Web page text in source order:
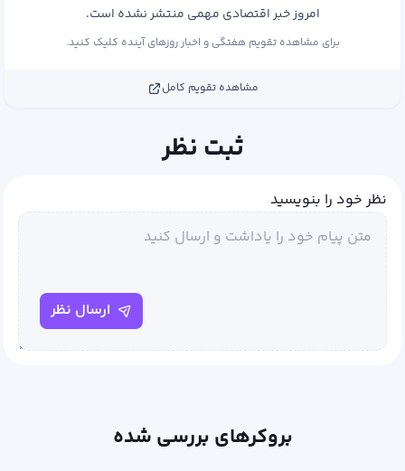
امروز خبر اقتصادی مهمی منتشر نشده است.
برای مشاهده تقویم هفتگی و اخبار روزهای آینده کلیک کنید.
مشاهده تقویم کامل
ثبت نظر
نظر خود را بنویسید
ارسال نظر
بروکرهای بررسی شده